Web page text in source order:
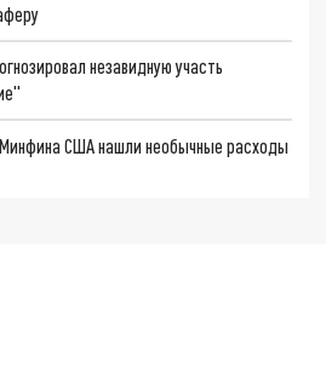
незавидную участь
Минфина США нашли необычные расходы